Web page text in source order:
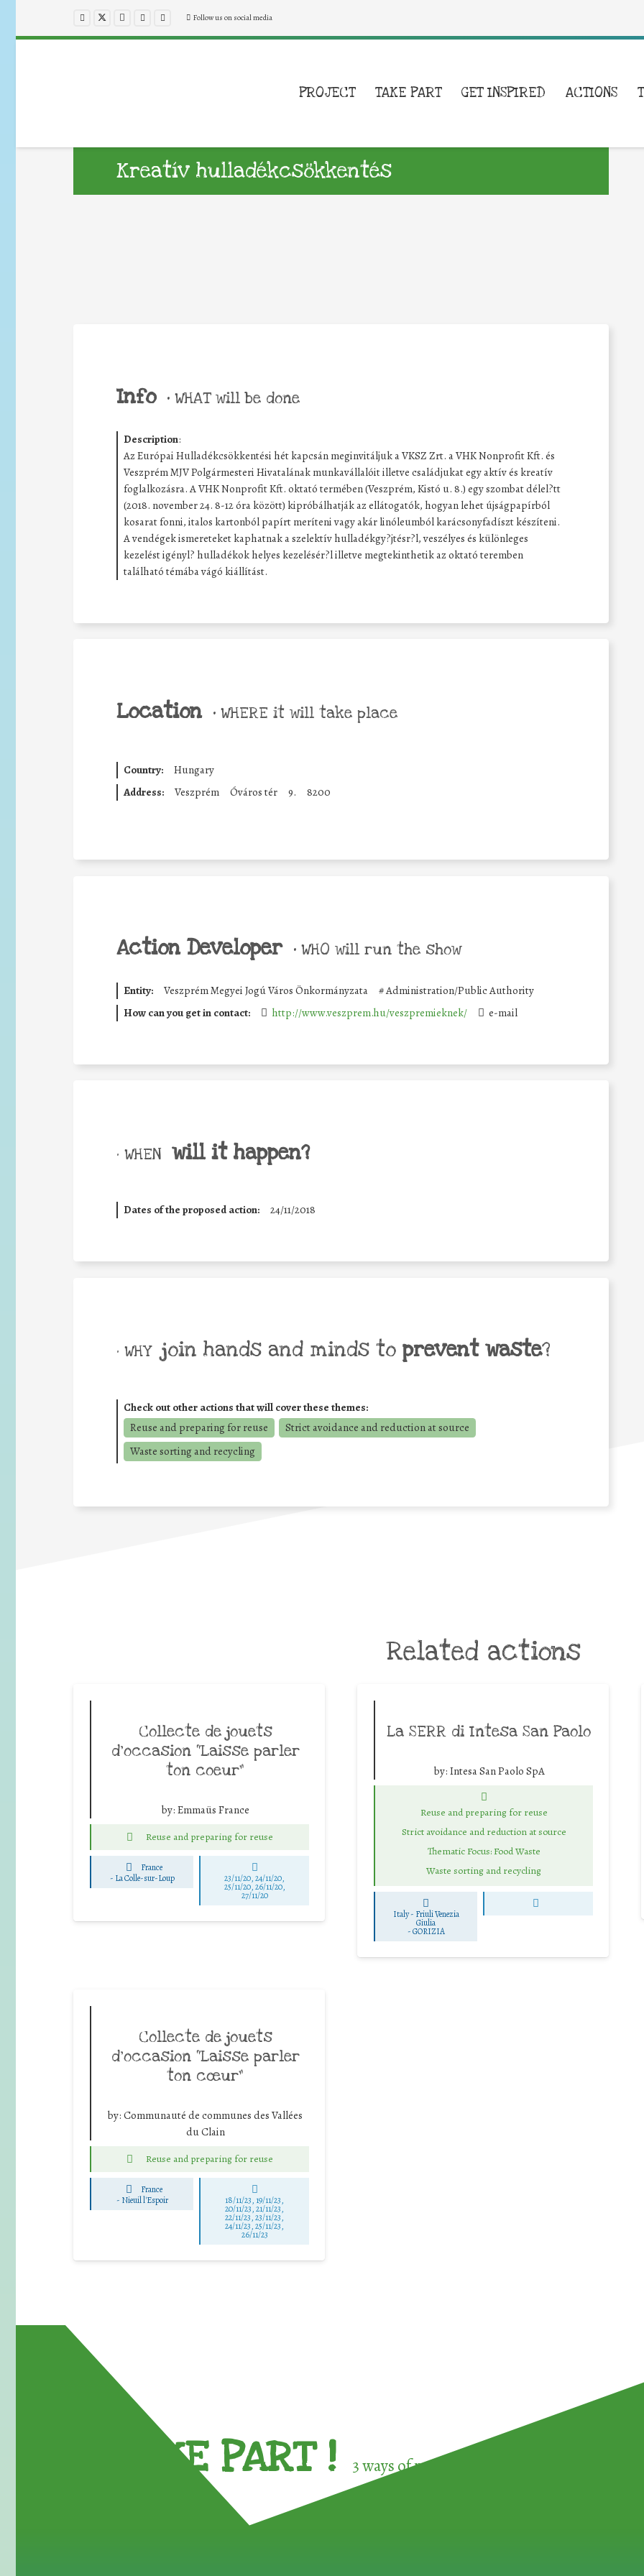
Follow us on social media
PROJECT TAKE PART GET INSPIRED ACTIONS
Kreatív hulladékcsökkentés
Info • WHAT will be done
Description:
Az Európai Hulladékcsökkentési hét kapcsán meginvitáljuk a VKSZ Zrt. a VHK Nonprofit Kft. és
Veszprém MJV Polgármesteri Hivatalának munkavállalóit illetve családjukat egy aktív és kreatív
foglalkozásra. A VHK Nonprofit Kft. oktató termében (Veszprém, Kistó u. 8.) egy szombat délel?tt
(2018. november 24. 8-12 óra között) kipróbálhatják az ellátogatók, hogyan lehet újságpapírból
kosarat fonni, italos kartonból papírt meríteni vagy akár linóleumból karácsonyfadíszt készíteni.
A vendégek ismereteket kaphatnak a szelektív hulladékgy?jtésr?l, veszélyes és különleges
kezelést igényl? hulladékok helyes kezelésér?l illetve megtekinthetik az oktató teremben
található témába vágó kiállítást.
Location • WHERE it will take place
Country:
Hungary
Address:
Veszprém Óváros tér 9. 8200
Action Developer • WHO will run the show
Entity: Veszprém Megyei Jogú Város Önkormányzata #Administration/Public Authority
How can you get in contact:
http://www.veszprem.hu/veszpremieknek/ e-mail
• WHEN will it happen?
Dates of the proposed action: 24/11/2018
• WHY join hands and minds to prevent waste?
Check out other actions that will cover these themes:
Reuse and preparing for reuse
Strict avoidance and reduction at source
Waste sorting and recycling
Related actions
Collecte de jouets
d’occasion “Laisse parler
ton coeur”
by: Emmaüs France
Reuse and preparing for reuse
France
- La Colle-sur-Loup 23/11/20, 24/11/20,
25/11/20, 26/11/20,
27/11/20
La SERR di Intesa San Paolo
by: Intesa San Paolo SpA
Reuse and preparing for reuse
Strict avoidance and reduction at source
Thematic Focus: Food Waste
Waste sorting and recycling
Italy - Friuli Venezia
Giulia
-GORIZIA
Collecte de jouets
d’occasion “Laisse parler
ton cœur”
by: Communauté de communes des Vallées
du Clain
Reuse and preparing for reuse
France
- Nieuil l'Espoir 18/11/23, 19/11/23,
20/11/23, 21/11/23,
22/11/23, 23/11/23,
24/11/23, 25/11/23,
26/11/23
TAKE PART ! 3 ways of participating in the